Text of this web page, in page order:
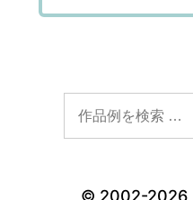
© 2002-2026